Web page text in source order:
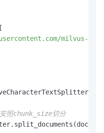
milvus-io/
照chunk_size切分